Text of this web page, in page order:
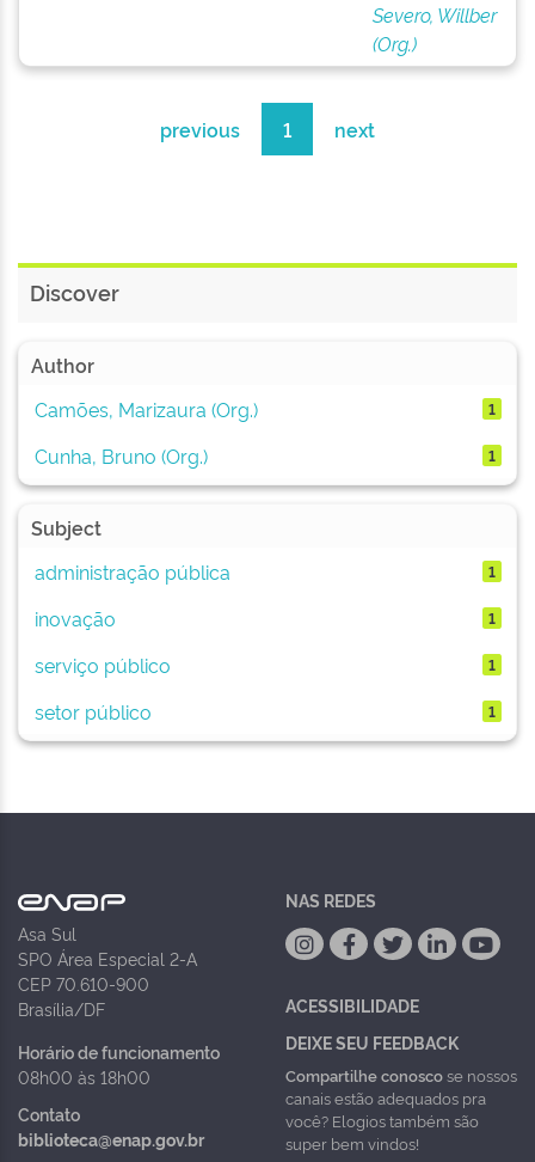
Severo, Willber
(Org.)
previous 1 next
Discover
Author
Camões, Marizaura (Org.)
1
Cunha, Bruno (Org.) 1
Subject
administração pública
1
inovação 1
serviço público 1
setor público 1
Asa Sul
SPO Área Especial 2-A
CEP 70.610-900
Brasília/DF
Horário de funcionamento
08h00 às 18h00
Contato
biblioteca@enap.gov.br
NAS REDES
ACESSIBILIDADE
DEIXE SEU FEEDBACK
Compartilhe conoscose nossos
canais estão adequados pra
você? Elogios também são
super bem vindos!